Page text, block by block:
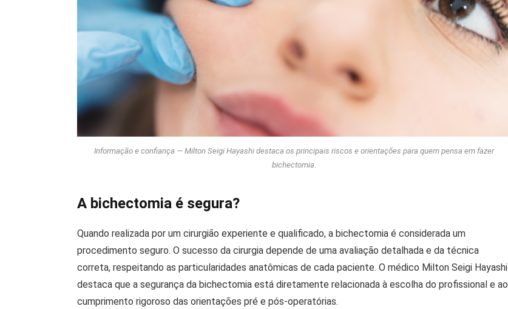
Informação e confiança — Milton Seigi Hayashi destaca os principais riscos e orientações para quem pensa em fazer
bichectomia.
A bichectomia é segura?
Quando realizada por um cirurgião experiente e qualificado, a bichectomia é considerada um
procedimento seguro. O sucesso da cirurgia depende de uma avaliação detalhada e da técnica
correta, respeitando as particularidades anatômicas de cada paciente. O médico Milton Seigi Hayashi
destaca que a segurança da bichectomia está diretamente relacionada à escolha do profissional e ao
cumprimento rigoroso das orientações pré e pós-operatórias.